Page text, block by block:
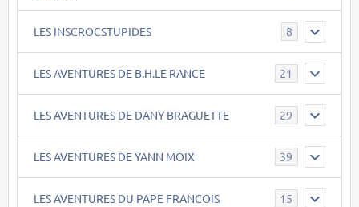
LES INSCROCSTUPIDES 8
LES AVENTURES DE B.H.LE RANCE 21
LES AVENTURES DE DANY BRAGUETTE 29
LES AVENTURES DE YANN MOIX 39
LES AVENTURES DU PAPE FRANCOIS 15